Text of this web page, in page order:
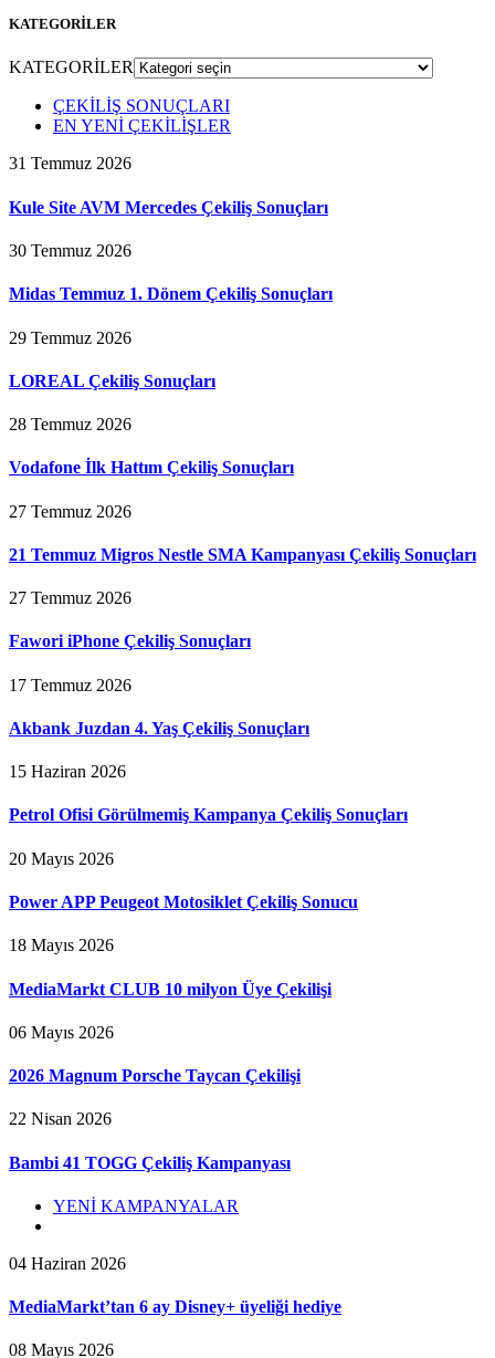
KATEGORİLER
KATEGORİLER
ÇEKİLİŞ SONUÇLARI
EN YENİ ÇEKİLİŞLER
31 Temmuz 2026
Kule Site AVM Mercedes Çekiliş Sonuçları
30 Temmuz 2026
Midas Temmuz 1. Dönem Çekiliş Sonuçları
29 Temmuz 2026
LOREAL Çekiliş Sonuçları
28 Temmuz 2026
Vodafone İlk Hattım Çekiliş Sonuçları
27 Temmuz 2026
21 Temmuz Migros Nestle SMA Kampanyası Çekiliş Sonuçları
27 Temmuz 2026
Fawori iPhone Çekiliş Sonuçları
17 Temmuz 2026
Akbank Juzdan 4. Yaş Çekiliş Sonuçları
15 Haziran 2026
Petrol Ofisi Görülmemiş Kampanya Çekiliş Sonuçları
20 Mayıs 2026
Power APP Peugeot Motosiklet Çekiliş Sonucu
18 Mayıs 2026
MediaMarkt CLUB 10 milyon Üye Çekilişi
06 Mayıs 2026
2026 Magnum Porsche Taycan Çekilişi
22 Nisan 2026
Bambi 41 TOGG Çekiliş Kampanyası
YENİ KAMPANYALAR
04 Haziran 2026
MediaMarkt’tan 6 ay Disney+ üyeliği hediye
08 Mayıs 2026